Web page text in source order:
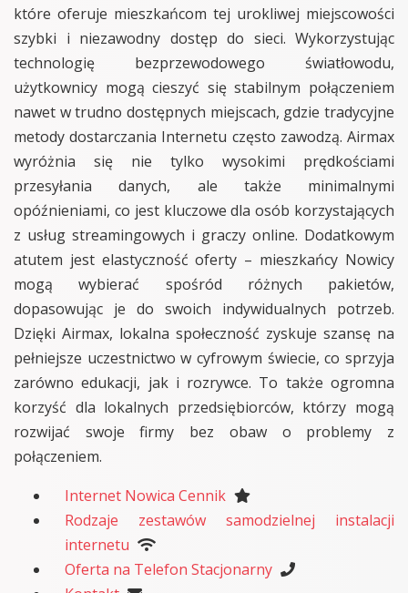
które oferuje mieszkańcom tej urokliwej miejscowości
szybki i niezawodny dostęp do sieci. Wykorzystując
technologię bezprzewodowego światłowodu,
użytkownicy mogą cieszyć się stabilnym połączeniem
nawet w trudno dostępnych miejscach, gdzie tradycyjne
metody dostarczania Internetu często zawodzą. Airmax
wyróżnia się nie tylko wysokimi prędkościami
przesyłania danych, ale także minimalnymi
opóźnieniami, co jest kluczowe dla osób korzystających
z usług streamingowych i graczy online. Dodatkowym
atutem jest elastyczność oferty – mieszkańcy Nowicy
mogą wybierać spośród różnych pakietów,
dopasowując je do swoich indywidualnych potrzeb.
Dzięki Airmax, lokalna społeczność zyskuje szansę na
pełniejsze uczestnictwo w cyfrowym świecie, co sprzyja
zarówno edukacji, jak i rozrywce. To także ogromna
korzyść dla lokalnych przedsiębiorców, którzy mogą
rozwijać swoje firmy bez obaw o problemy z
połączeniem.
Internet Nowica Cennik
Rodzaje zestawów samodzielnej instalacji
internetu
Oferta na Telefon Stacjonarny